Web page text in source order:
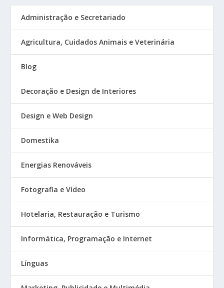
Administração e Secretariado
Agricultura, Cuidados Animais e Veterinária
Blog
Decoração e Design de Interiores
Design e Web Design
Domestika
Energias Renováveis
Fotografia e Vídeo
Hotelaria, Restauração e Turismo
Informática, Programação e Internet
Línguas